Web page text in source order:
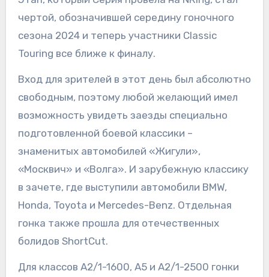
чертой, обозначившей середину гоночного
сезона 2024 и теперь участники Classic
Touring все ближе к финалу.
Вход для зрителей в этот день был абсолютно
свободным, поэтому любой желающий имел
возможность увидеть заезды специально
подготовленной боевой классики –
знаменитых автомобилей «Жигули»,
«Москвич» и «Волга». И зарубежную классику
в зачете, где выступили автомобили BMW,
Honda, Toyota и Mercedes-Benz. Отдельная
гонка также прошла для отечественных
болидов ShortCut.
Для классов А2/1-1600, А5 и А2/1-2500 гонки